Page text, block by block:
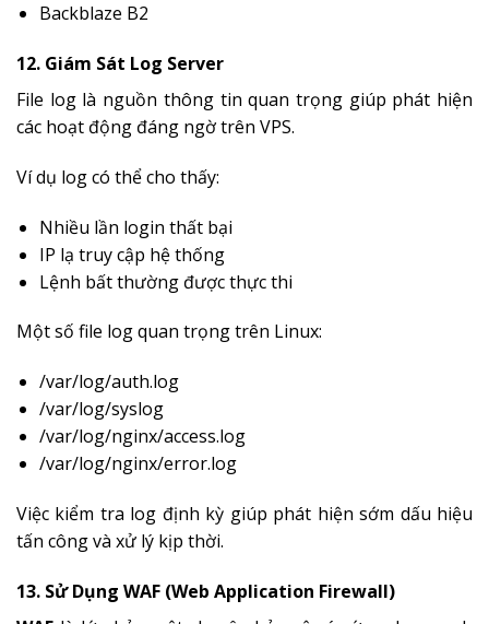
Backblaze B2
12. Giám Sát Log Server
File log là nguồn thông tin quan trọng giúp phát hiện
các hoạt động đáng ngờ trên VPS.
Ví dụ log có thể cho thấy:
Nhiều lần login thất bại
IP lạ truy cập hệ thống
Lệnh bất thường được thực thi
Một số file log quan trọng trên Linux:
/var/log/auth.log
/var/log/syslog
/var/log/nginx/access.log
/var/log/nginx/error.log
Việc kiểm tra log định kỳ giúp phát hiện sớm dấu hiệu
tấn công và xử lý kịp thời.
13. Sử Dụng WAF (Web Application Firewall)